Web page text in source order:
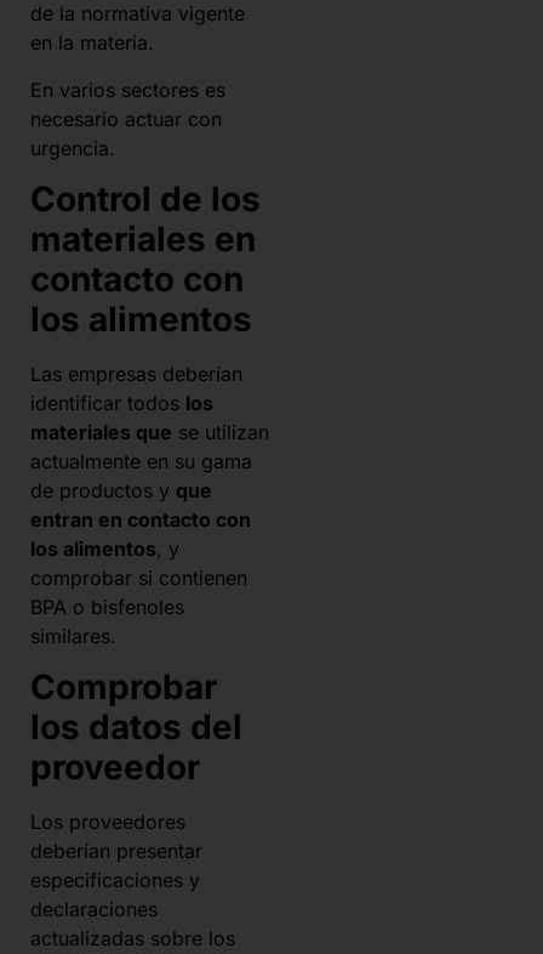
de la normativa vigente
en la materia.
En varios sectores es
necesario actuar con
urgencia.
Control de los
materiales en
contacto con
los alimentos
Las empresas deberían
identificar todos los
materiales que se utilizan
actualmente en su gama
de productos y que
entran en contacto con
los alimentos, y
comprobar si contienen
BPA o bisfenoles
similares.
Comprobar
los datos del
proveedor
Los proveedores
deberían presentar
especificaciones y
declaraciones
actualizadas sobre los